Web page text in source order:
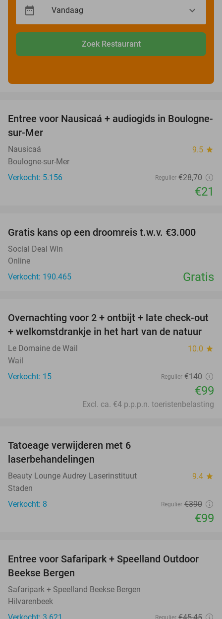
Zoek Restaurant
27%
Entree voor Nausicaá + audiogids in Boulogne-
sur-Mer
Nausicaá 9.5 star
Boulogne-sur-Mer
Verkocht: 5.156
Regulier €28,70
€21
Gratis kans op een droomreis t.w.v. €3.000
Social Deal Win
Online
Verkocht: 190.465
Gratis
29%
Overnachting voor 2 + ontbijt + late check-out
+ welkomstdrankje in het hart van de natuur
Le Domaine de Wail 10.0 star
Wail
Verkocht: 15
Regulier €140
€99
Excl. ca. €4 p.p.p.n. toeristenbelasting
Tatoeage verwijderen met 6
laserbehandelingen
Beauty Lounge Audrey Laserinstituut 9.4 star
Staden
Verkocht: 8
Regulier €390
€99
39%
Entree voor Safaripark + Speelland Outdoor
Beekse Bergen
Safaripark + Speelland Beekse Bergen
Hilvarenbeek
Regulier